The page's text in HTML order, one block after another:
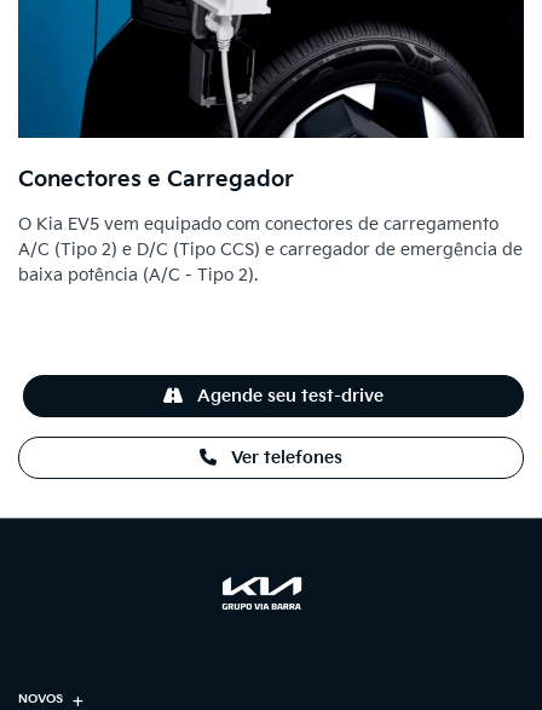
Conectores e Carregador
O Kia EV5 vem equipado com conectores de carregamento
A/C (Tipo 2) e D/C (Tipo CCS) e carregador de emergência de
baixa potência (A/C - Tipo 2).
Ver telefones
Agende seu test-drive
NOVOS